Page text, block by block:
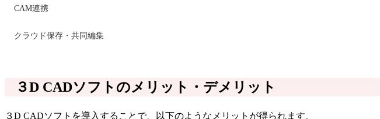
CAM連携
クラウド保存・共同編集
３D CADソフトのメリット・デメリット
３D CADソフトを導入することで、以下のようなメリットが得られます。